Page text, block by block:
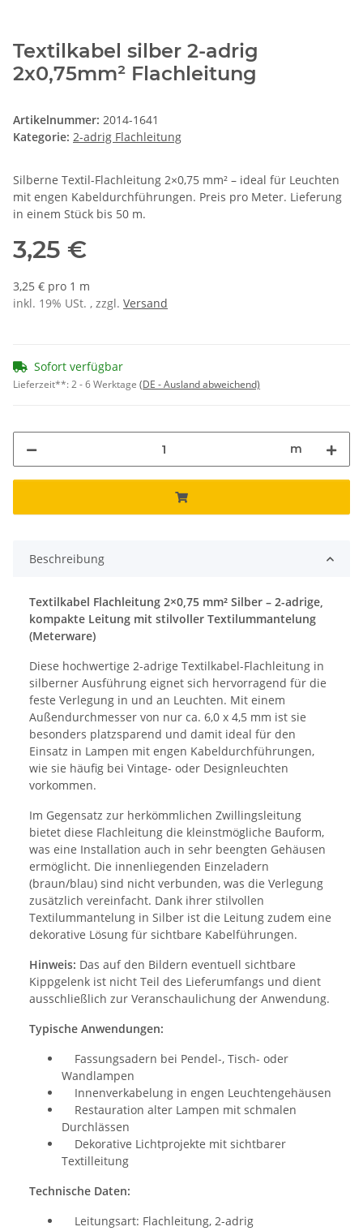
Textilkabel silber 2-adrig
2x0,75mm² Flachleitung
Artikelnummer: 2014-1641
Kategorie: 2-adrig Flachleitung
Silberne Textil-Flachleitung 2×0,75 mm² – ideal für Leuchten
mit engen Kabeldurchführungen. Preis pro Meter. Lieferung
in einem Stück bis 50 m.
3,25 €
3,25 € pro 1 m
inkl. 19% USt. , zzgl. Versand
Sofort verfügbar
Lieferzeit**:2 - 6 Werktage (DE - Ausland abweichend)
m
Beschreibung
Textilkabel Flachleitung 2×0,75 mm² Silber – 2-adrige,
kompakte Leitung mit stilvoller Textilummantelung
(Meterware)
Diese hochwertige 2-adrige Textilkabel-Flachleitung in
silberner Ausführung eignet sich hervorragend für die
feste Verlegung in und an Leuchten. Mit einem
Außendurchmesser von nur ca. 6,0 x 4,5 mm ist sie
besonders platzsparend und damit ideal für den
Einsatz in Lampen mit engen Kabeldurchführungen,
wie sie häufig bei Vintage- oder Designleuchten
vorkommen.
Im Gegensatz zur herkömmlichen Zwillingsleitung
bietet diese Flachleitung die kleinstmögliche Bauform,
was eine Installation auch in sehr beengten Gehäusen
ermöglicht. Die innenliegenden Einzeladern
(braun/blau) sind nicht verbunden, was die Verlegung
zusätzlich vereinfacht. Dank ihrer stilvollen
Textilummantelung in Silber ist die Leitung zudem eine
dekorative Lösung für sichtbare Kabelführungen.
Hinweis: Das auf den Bildern eventuell sichtbare
Kippgelenk ist nicht Teil des Lieferumfangs und dient
ausschließlich zur Veranschaulichung der Anwendung.
Typische Anwendungen:
Fassungsadern bei Pendel-, Tisch- oder
Wandlampen
Innenverkabelung in engen Leuchtengehäusen
Restauration alter Lampen mit schmalen
Durchlässen
Dekorative Lichtprojekte mit sichtbarer
Textilleitung
Technische Daten:
Leitungsart: Flachleitung, 2-adrig